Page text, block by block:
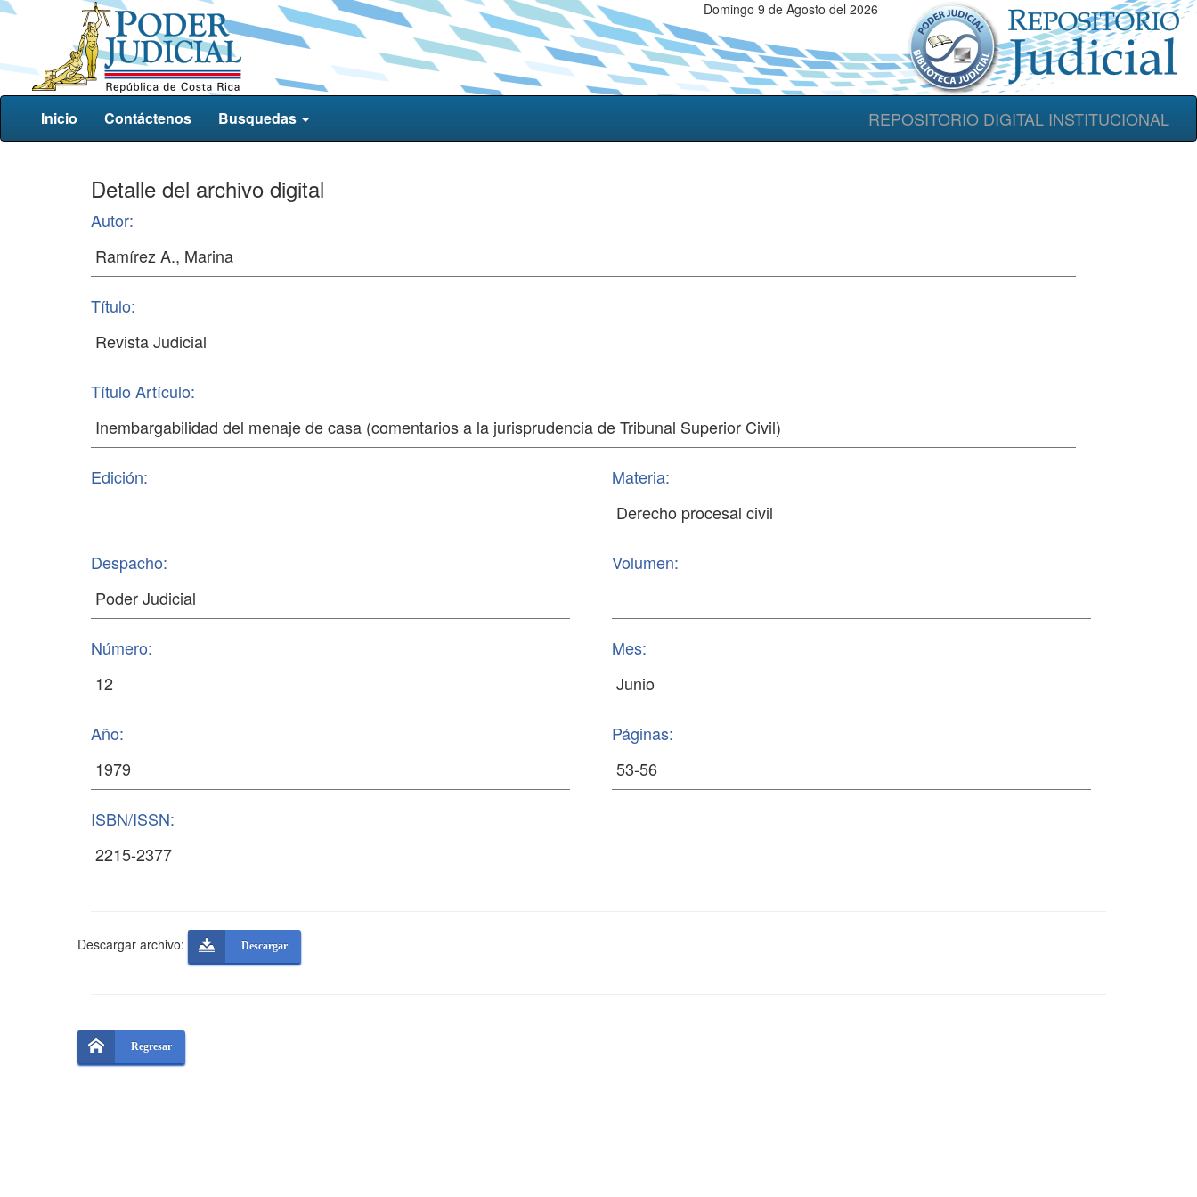
Domingo 9 de Agosto del 2026
REPOSITORIO DIGITAL INSTITUCIONAL
Inicio Contáctenos Busquedas
Detalle del archivo digital
Autor:
Título:
Título Artículo:
Edición: Materia:
Despacho: Volumen:
Número: Mes:
Año: Páginas:
ISBN/ISSN:
Descargar archivo: Descargar
Regresar